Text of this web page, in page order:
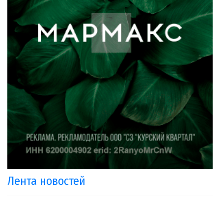
Лента новостей